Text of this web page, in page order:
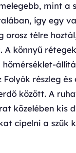
mint a
így egy
orosz télre
A könnyű
hőmérséklet-
Folyók részleg
között. A
közelében kis
cipelni a szűk